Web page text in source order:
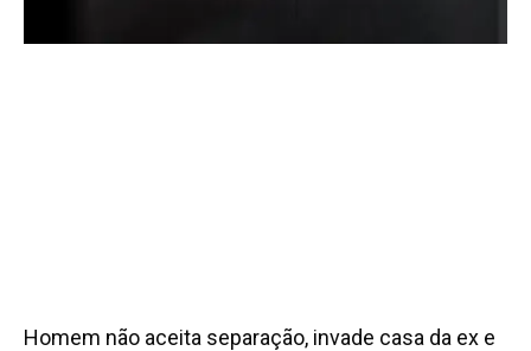
Homem não aceita separação, invade casa da ex e